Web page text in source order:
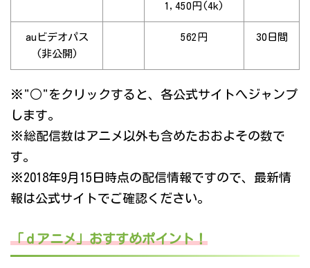
1,450円(4k)
auビデオパス
(非公開)
562円 30日間
※"○"をクリックすると、各公式サイトへジャンプ
します。
※総配信数はアニメ以外も含めたおおよその数で
す。
※2018年9月15日時点の配信情報ですので、最新情
報は公式サイトでご確認ください。
「ｄアニメ」おすすめポイント！